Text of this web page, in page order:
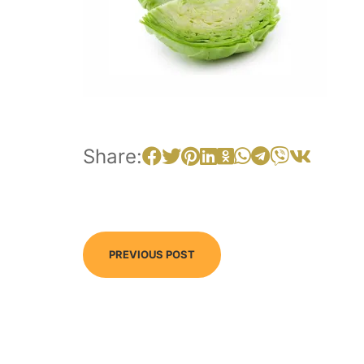
Share:
PREVIOUS POST